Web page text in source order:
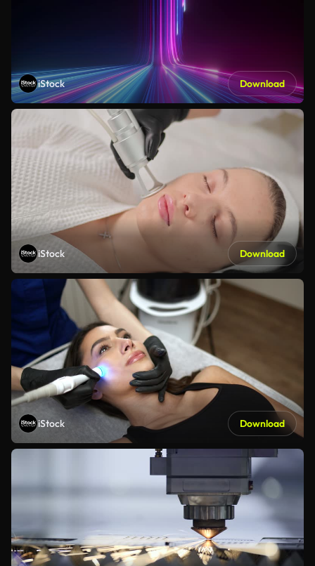
iStock Download
iStock Download
iStock Download